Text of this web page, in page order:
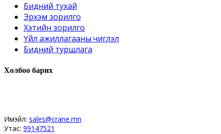
Бидний тухай
Эрхэм зорилго
Хэтийн зорилго
Үйл ажиллагааны чиглэл
Бидний туршлага
Холбоо барих
Имэйл: sales@crane.mn
Утас: 99147521